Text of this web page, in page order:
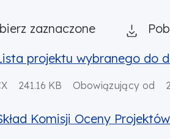
zaznaczone
projektu wybranego do
projektu wybranego do
241.16 KB Obowiązujący od
Komisji Oceny Projektów dla
Komisji Oceny